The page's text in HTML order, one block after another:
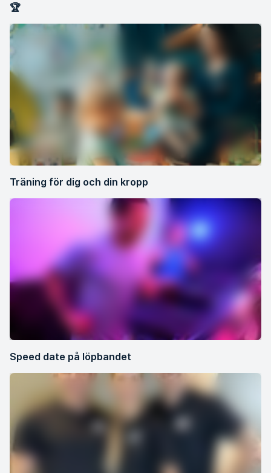
🏆
Träning för dig och din kropp
Speed date på löpbandet